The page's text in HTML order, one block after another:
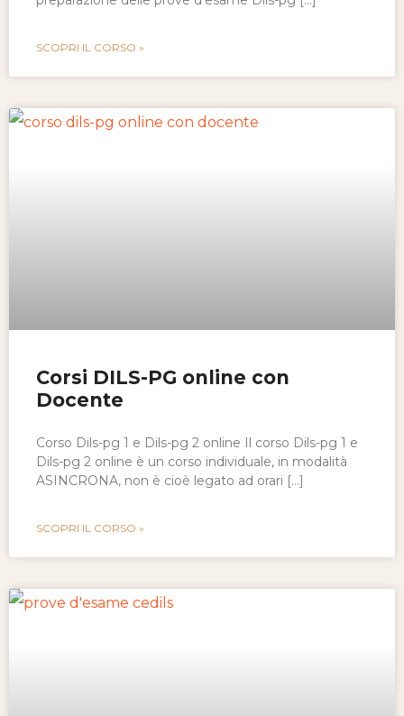
SCOPRI IL CORSO »
Corsi DILS-PG online con
Docente
Corso Dils-pg 1 e Dils-pg 2 online Il corso Dils-pg 1 e
Dils-pg 2 online è un corso individuale, in modalità
ASINCRONA, non è cioè legato ad orari […]
SCOPRI IL CORSO »